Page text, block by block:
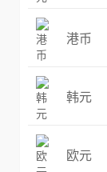
港币
韩元
欧元